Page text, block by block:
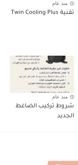
منذ عام
تقنية Twin Cooling Plus
منذ عام
شروط تركيب الضاغط
الجديد